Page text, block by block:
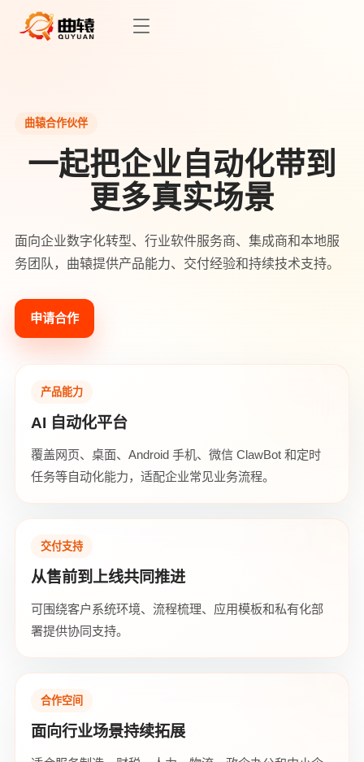
曲辕合作伙伴
一起把企业自动化带到
更多真实场景
面向企业数字化转型、行业软件服务商、集成商和本地服
务团队，曲辕提供产品能力、交付经验和持续技术支持。
申请合作
产品能力
AI 自动化平台
覆盖网页、桌面、Android 手机、微信 ClawBot 和定时
任务等自动化能力，适配企业常见业务流程。
交付支持
从售前到上线共同推进
可围绕客户系统环境、流程梳理、应用模板和私有化部
署提供协同支持。
合作空间
面向行业场景持续拓展